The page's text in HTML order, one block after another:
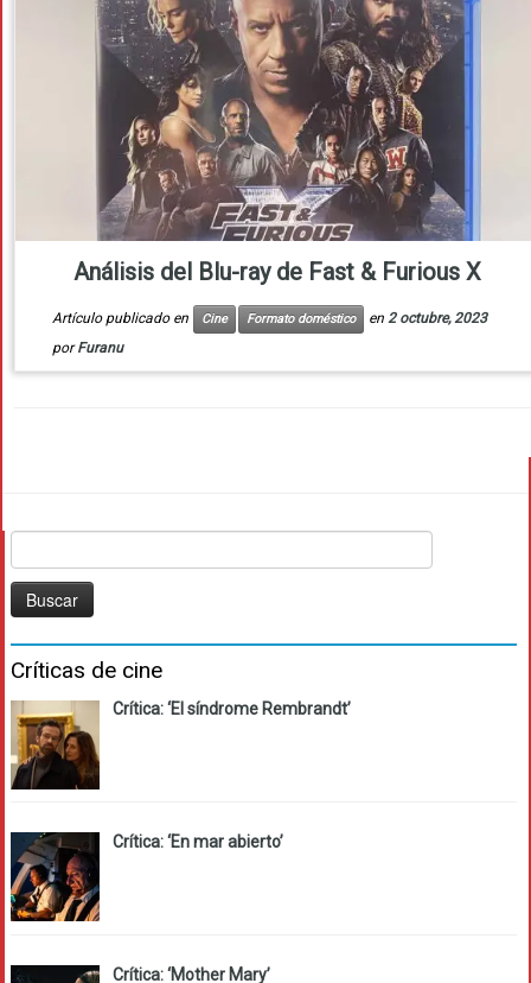
Análisis del Blu-ray de Fast & Furious X
Artículo publicado en Cine Formato doméstico en 2 octubre, 2023
porFuranu
Críticas de cine
Crítica: ‘El síndrome Rembrandt’
Crítica: ‘En mar abierto’
Crítica: ‘Mother Mary’